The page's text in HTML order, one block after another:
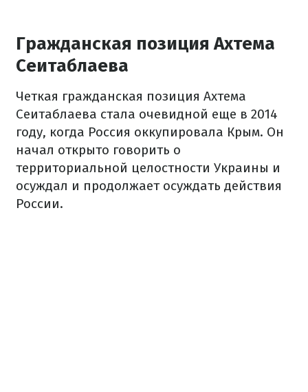
Гражданская позиция Ахтема
Сеитаблаева
Четкая гражданская позиция Ахтема
Сеитаблаева стала очевидной еще в 2014
году, когда Россия оккупировала Крым. Он
начал открыто говорить о
территориальной целостности Украины и
осуждал и продолжает осуждать действия
России.